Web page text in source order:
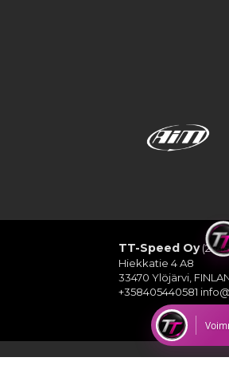
TT-Speed Oy
Hiekkatie 4 A8
33470 Ylöjärvi,
+358405440581
TT-